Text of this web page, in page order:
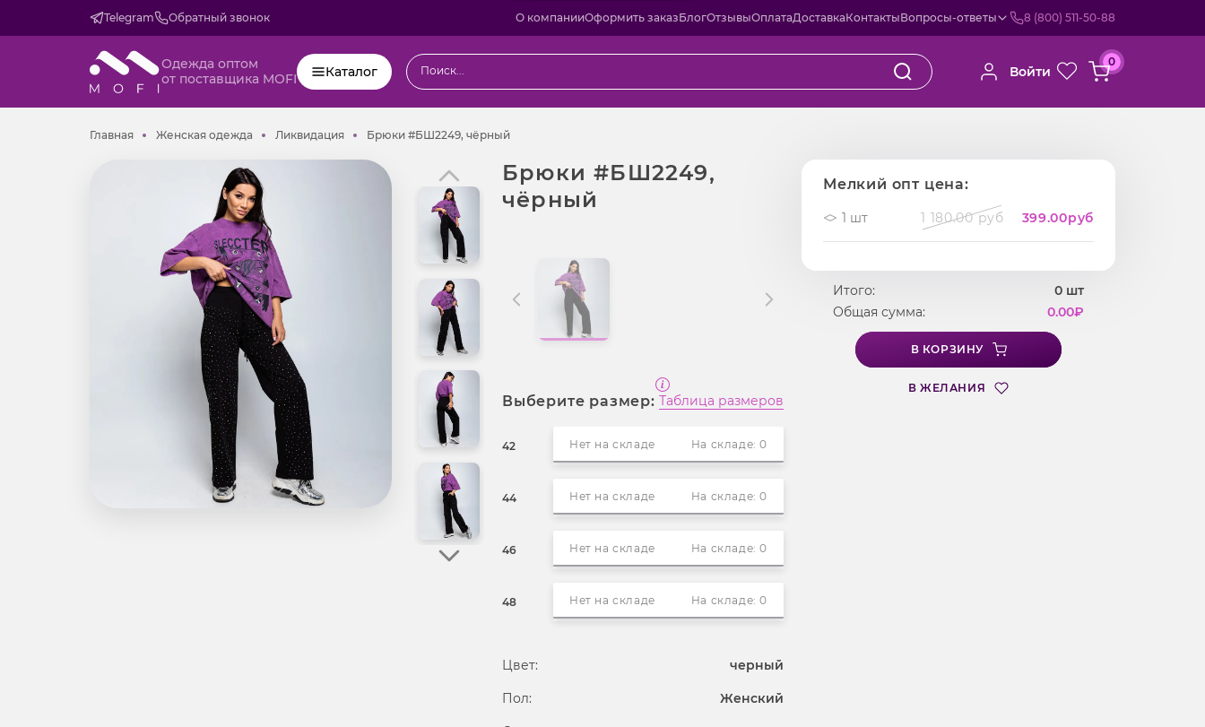
Telegram Обратный звонок О компанииОформить заказБлогОтзывыОплатаДоставкаКонтактыВопросы-ответы 8 (800) 511-50-88
Одежда оптом
от поставщика MOFI
Каталог Войти
0
ГлавнаяГлавнаяЖенская одежда Женская одежда
ЛиквидацияЛиквидация
Брюки #БШ2249, чёрныйБрюки #БШ2249, чёрный
Брюки #БШ2249,
чёрный
Выберите размер: Таблица размеров
42 Нет на складе На складе: 0
44 Нет на складе На складе: 0
46 Нет на складе На складе: 0
48 Нет на складе На складе: 0
Цвет: черный
Пол: Женский
Мелкий опт цена:
1 шт 1 180.00 руб 399.00руб
Итого: 0 шт
Общая сумма:
0.00₽
В КОРЗИНУ
В ЖЕЛАНИЯ